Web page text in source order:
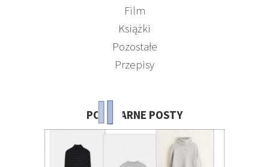
Film
Książki
Pozostałe
Przepisy
POPULARNE POSTY